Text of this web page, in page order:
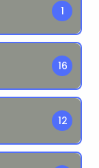
1
16
12